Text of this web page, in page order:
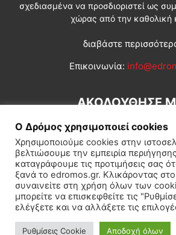
σχεδιασμένα να προσδιοριστεί ως
χώρας από την καθολική
διαβάστε
Επικοινωνία:
ΑΚΟΛΟΥΘΗΣΕ
Εγγραφή συνδρομητή Πολιτική
Πολιτισμός
Ο Δρόμος χρησιμοποιεί cookies
Χρησιμοποιούμε cookies στην
βελτιώσουμε την εμπειρία
καταγράφουμε τις προτιμήσεις σας
ξανά το edromos.gr. Κλικάροντας
συναινείτε στη χρήση όλων των
μπορείτε να επισκεφθείτε τις
ελέγξετε και να αλλάξετε τις
Ρυθμίσεις Cookie Αποδοχή όλων